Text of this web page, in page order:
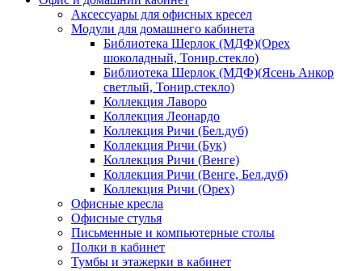
Аксессуары для офисных кресел
Модули для домашнего кабинета
Библиотека Шерлок (МДФ)(Орех
шоколадный, Тонир.стекло)
Библиотека Шерлок (МДФ)(Ясень Анкор
светлый, Тонир.стекло)
Коллекция Лаворо
Коллекция Леонардо
Коллекция Ричи (Бел.дуб)
Коллекция Ричи (Бук)
Коллекция Ричи (Венге)
Коллекция Ричи (Венге, Бел.дуб)
Коллекция Ричи (Орех)
Офисные кресла
Офисные стулья
Письменные и компьютерные столы
Полки в кабинет
Тумбы и этажерки в кабинет